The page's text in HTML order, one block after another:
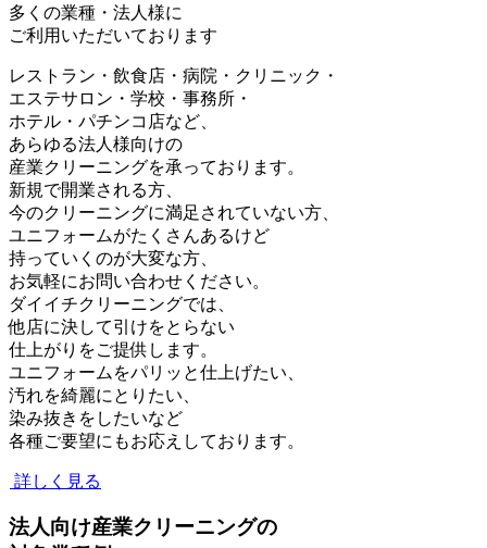
多くの業種・法人様に
ご利用いただいております
レストラン・飲食店・病院・クリニック・
エステサロン・学校・事務所・
ホテル・パチンコ店など、
あらゆる法人様向けの
産業クリーニングを承っております。
新規で開業される方、
今のクリーニングに満足されていない方、
ユニフォームがたくさんあるけど
持っていくのが大変な方、
お気軽にお問い合わせください。
ダイイチクリーニングでは、
他店に決して引けをとらない
仕上がりをご提供します。
ユニフォームをパリッと仕上げたい、
汚れを綺麗にとりたい、
染み抜きをしたいなど
各種ご要望にもお応えしております。
詳しく見る
法人向け産業クリーニングの